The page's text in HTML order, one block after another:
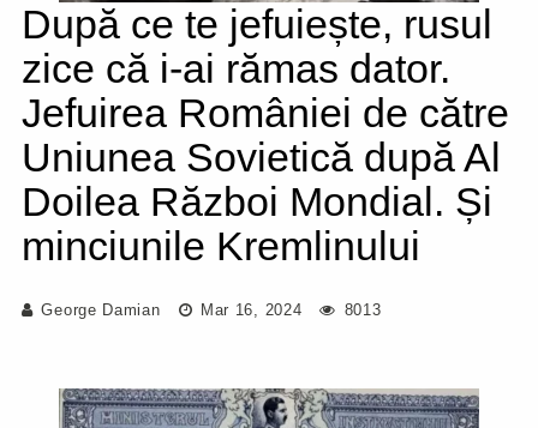
După ce te jefuiește, rusul
zice că i-ai rămas dator.
Jefuirea României de către
Uniunea Sovietică după Al
Doilea Război Mondial. Și
minciunile Kremlinului
George Damian Mar 16, 2024 8013